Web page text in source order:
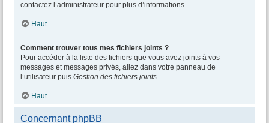
contactez l’administrateur pour plus d’informations.
Haut
Comment trouver tous mes fichiers joints ?
Pour accéder à la liste des fichiers que vous avez joints à vos
messages et messages privés, allez dans votre panneau de
l’utilisateur puis Gestion des fichiers joints.
Haut
Concernant phpBB